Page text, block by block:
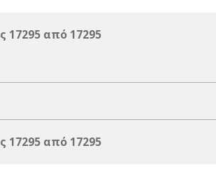
17295 από 17295
17295 από 17295